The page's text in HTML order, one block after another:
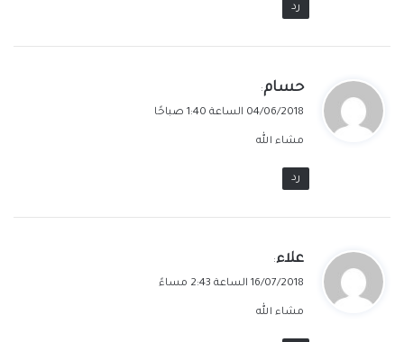
رد
ي
ق
ل
حسام:
04/06/2018 الساعة 1:40 صباحًا
مشاء الله
رد
ي
ق
ل
علاء:
16/07/2018 الساعة 2:43 مساءً
مشاء الله